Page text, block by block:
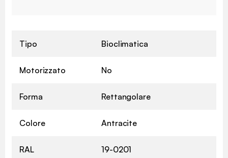
Tipo Bioclimatica
Motorizzato No
Forma Rettangolare
Colore Antracite
RAL 19-0201